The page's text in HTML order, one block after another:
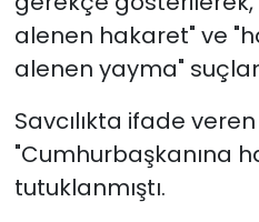
alenen hakaret" ve
alenen yayma"
Savcılıkta ifade
"Cumhurbaşkanına
tutuklanmıştı.